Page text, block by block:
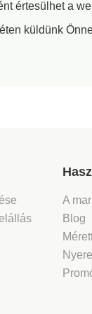
értesülhet a
küldünk
A
Blog